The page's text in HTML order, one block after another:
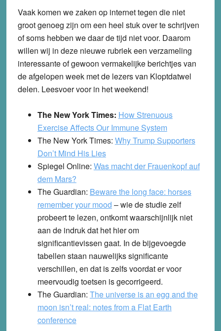
Vaak komen we zaken op internet tegen die niet
groot genoeg zijn om een heel stuk over te schrijven
of soms hebben we daar de tijd niet voor. Daarom
willen wij in deze nieuwe rubriek een verzameling
interessante of gewoon vermakelijke berichtjes van
de afgelopen week met de lezers van Kloptdatwel
delen. Leesvoer voor in het weekend!
The New York Times: How Strenuous
Exercise Affects Our Immune System
The New York Times: Why Trump Supporters
Don’t Mind His Lies
Spiegel Online: Was macht der Frauenkopf auf
dem Mars?
The Guardian: Beware the long face: horses
remember your mood – wie de studie zelf
probeert te lezen, ontkomt waarschijnlijk niet
aan de indruk dat het hier om
significantievissen gaat. In de bijgevoegde
tabellen staan nauwelijks significante
verschillen, en dat is zelfs voordat er voor
meervoudig toetsen is gecorrigeerd.
The Guardian: The universe is an egg and the
moon isn’t real: notes from a Flat Earth
conference